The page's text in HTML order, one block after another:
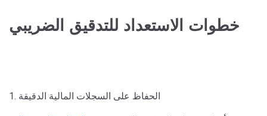
خطوات الاستعداد للتدقيق الضريبي
1. الحفاظ على السجلات المالية الدقيقة